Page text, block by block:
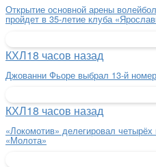
Открытие основной арены
пройдет в 35-летие клуба
КХЛ18 часов назад
Джованни Фьоре выбрал 13-й
КХЛ18 часов назад
«Локомотив» делегировал четырёх
«Молота»